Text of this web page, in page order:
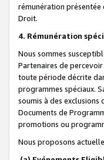
rémunération présentée
Droit.
4. Rémunération
Nous sommes
Partenaires de
toute période décrite
programmes spéciaux.
soumis à des
Documents de
promotions ou
Nous proposons